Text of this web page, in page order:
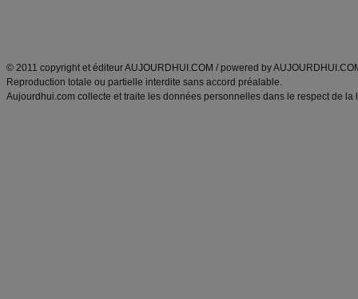
© 2011 copyright et éditeur AUJOURDHUI.COM / powered by
Reproduction totale ou partielle interdite sans accord préalable.
Aujourdhui.com collecte et traite les données personnelles dans le respect de